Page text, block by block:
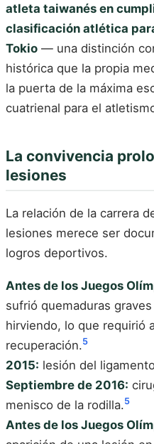
atleta taiwanés en
clasificación atlética
Tokio — una distinción
histórica que la propia
la puerta de la máxima
cuatrienal para el
La convivencia
lesiones
La relación de la carrera
lesiones merece ser
logros deportivos.
Antes de los Juegos
sufrió quemaduras
hirviendo, lo que requirió
recuperación.5
2015: lesión del
Septiembre de 2016:
menisco de la rodilla.5
Antes de los Juegos